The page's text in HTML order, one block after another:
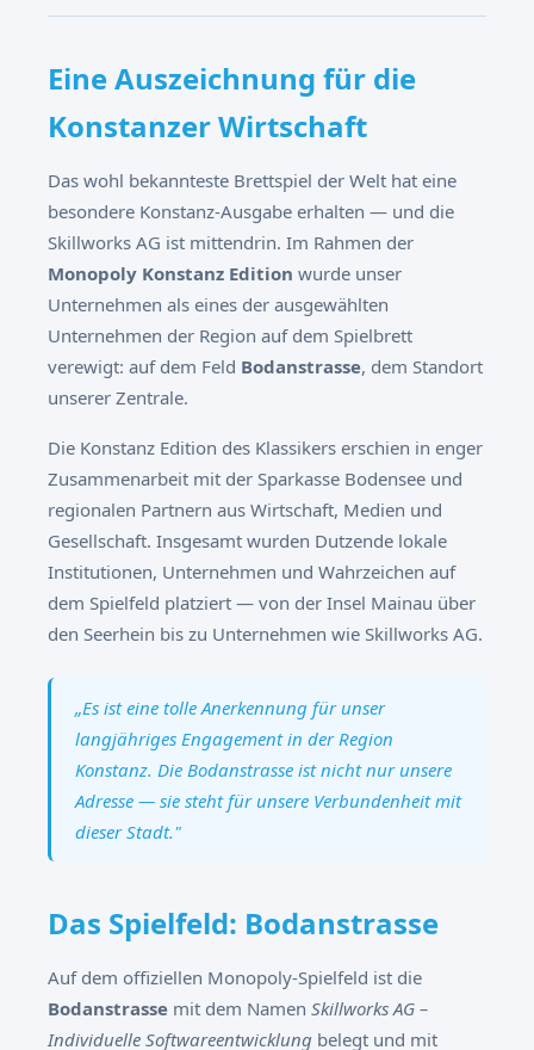
Eine Auszeichnung für die
Konstanzer Wirtschaft
Das wohl bekannteste Brettspiel der Welt hat eine
besondere Konstanz-Ausgabe erhalten — und die
Skillworks AG ist mittendrin. Im Rahmen der
Monopoly Konstanz Edition wurde unser
Unternehmen als eines der ausgewählten
Unternehmen der Region auf dem Spielbrett
verewigt: auf dem Feld Bodanstrasse, dem Standort
unserer Zentrale.
Die Konstanz Edition des Klassikers erschien in enger
Zusammenarbeit mit der Sparkasse Bodensee und
regionalen Partnern aus Wirtschaft, Medien und
Gesellschaft. Insgesamt wurden Dutzende lokale
Institutionen, Unternehmen und Wahrzeichen auf
dem Spielfeld platziert — von der Insel Mainau über
den Seerhein bis zu Unternehmen wie Skillworks AG.
„Es ist eine tolle Anerkennung für unser
langjähriges Engagement in der Region
Konstanz. Die Bodanstrasse ist nicht nur unsere
Adresse — sie steht für unsere Verbundenheit mit
dieser Stadt."
Das Spielfeld: Bodanstrasse
Auf dem offiziellen Monopoly-Spielfeld ist die
Bodanstrasse mit dem Namen Skillworks AG –
Individuelle Softwareentwicklung belegt und mit